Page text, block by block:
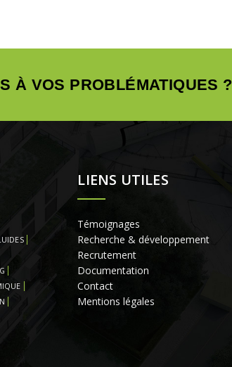
À VOS PROBLÉMATIQUES ?
LIENS UTILES
Témoignages
Recherche & développement
Recrutement
Documentation
Contact
Mentions légales